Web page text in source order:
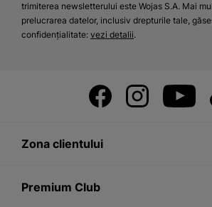
trimiterea newsletterului este Wojas S.A. Mai
prelucrarea datelor, inclusiv drepturile tale,
confidențialitate: vezi detalii.
Zona clientului
Premium Club